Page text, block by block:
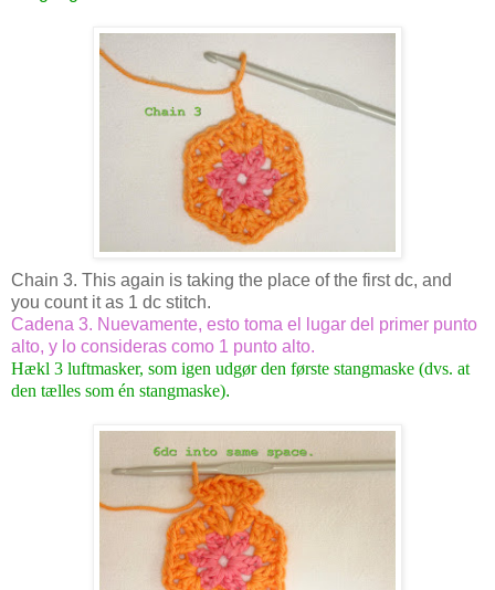
Chain 3. This again is taking the place of the first dc, and
you count it as 1 dc stitch.
Cadena 3. Nuevamente, esto toma el lugar del primer punto
alto, y lo consideras como 1 punto alto.
Hækl 3 luftmasker, som igen udgør den første stangmaske (dvs. at
den tælles som én stangmaske).